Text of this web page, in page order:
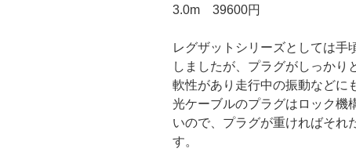
3.0m 39600円
レグザットシリーズとしては手
しましたが、プラグがしっかり
軟性があり走行中の振動などに
光ケーブルのプラグはロック機
いので、プラグが重ければそれ
す。